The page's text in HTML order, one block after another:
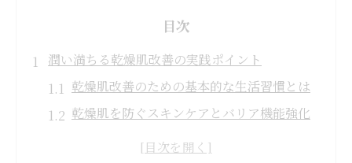
目次
潤い満ちる乾燥肌改善の実践ポイント
乾燥肌改善のための基本的な生活習慣とは
乾燥肌を防ぐスキンケアとバリア機能強化
乾燥肌改善に欠かせない保湿成分の選び方